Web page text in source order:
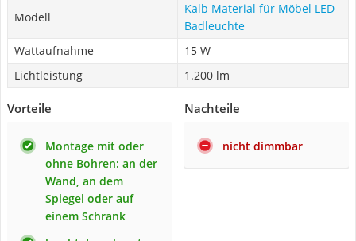
Modell
Kalb Material für Möbel LED
Badleuchte
Wattaufnahme
15 W
Lichtleistung
1.200 lm
Vorteile
Montage mit oder
ohne Bohren: an der
Wand, an dem
Spiegel oder auf
einem Schrank
Nachteile
nicht dimmbar